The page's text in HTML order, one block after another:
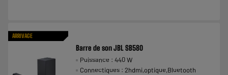
ARRIVAGE
Barre de son JBL SB580
Puissance : 440 W
Connectiques : 2hdmi,optique,Bluetooth